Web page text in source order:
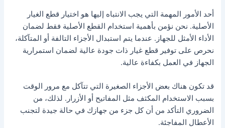
أحد الأمور المهمة التي يجب الانتباه إليها هو اختيار قطع الغيار
الأصلية. نحن نؤمن بأهمية استخدام القطع الأصلية فقط لضمان
الأداء الأمثل للجهاز. عندما يتم استبدال الأجزاء التالفة أو المتآكلة،
نحرص على توفير قطع غيار ذات جودة عالية لضمان استمرارية
الجهاز في العمل بكفاءة عالية.
قد تكون هناك بعض الأجزاء الصغيرة التي تتآكل مع مرور الوقت
بسبب الاستخدام المكثف مثل المفاتيح أو الأزرار. لذلك، من
الضروري التأكد من أن كل جزء من جهازك في حالة جيدة لتجنب
الأعطال المفاجئة.